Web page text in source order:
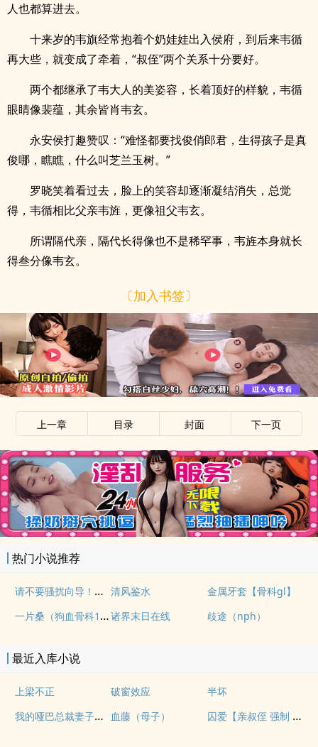
人也都算进去。
十来岁的韦旗经常抱着个奶娃娃出入侯府，到后来韦循
再大些，就变成了牵着，“叔侄”两个关系十分要好。
两个都继承了韦大人的美姿容，长着顶好的样貌，韦循
眼睛像裴蕴，其余皆肖韦玄。
永安侯打趣赞叹：“难怪都要找俊俏郎君，生得孩子是真
俊哪，瞧瞧，什么叫芝兰玉树。”
罗晓笑着看过去，脸上的笑容却逐渐凝结消失，总觉
得，韦循相比父亲韦旌，更像祖父韦玄。
所谓隔代亲，隔代长得像也不是稀罕事，韦旌本身就长
得叁分像韦玄。
〔加入书签〕
上一章 目录 封面 下一页
热门小说推荐
请不要骚扰向导！（哨向NPH） 清风鉴水 金属牙套【骨科gl】
一片桑（狗血骨科1v1）诸界末日在线 歧途（nph）
最近入库小说
上梁不正 破窗效应 半坏
我的哑巴总裁妻子（双A） 血藤（母子） 囚爱【亲叔侄 强制 1v1 H】